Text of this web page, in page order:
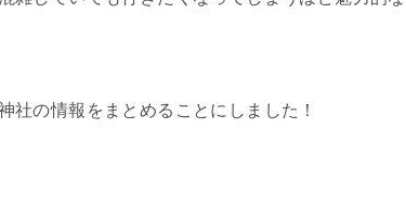
社の情報をまとめることにしました！